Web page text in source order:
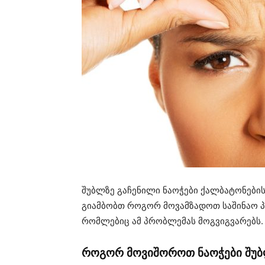
შუბლზე გაჩენილი ნაოჭები
გიამბობთ როგორ მოვამზადოთ საშინაო
რომლებიც ამ პრობლემას მოგვიგვარებს.
როგორ მოვიშოროთ ნაოჭები